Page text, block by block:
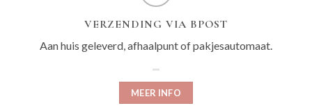
VERZENDING VIA BPOST
Aan huis geleverd, afhaalpunt of pakjesautomaat.
MEER INFO